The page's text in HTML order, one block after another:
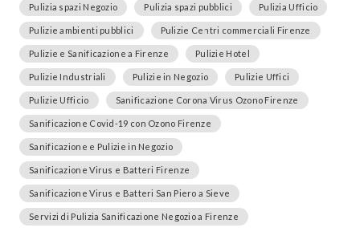
Pulizia spazi Negozio Pulizia spazi pubblici Pulizia Ufficio
Pulizie ambienti pubblici Pulizie Centri commerciali Firenze
Pulizie e Sanificazione a Firenze Pulizie Hotel
Pulizie Industriali Pulizie in Negozio Pulizie Uffici
Pulizie Ufficio Sanificazione Corona Virus Ozono Firenze
Sanificazione Covid-19 con Ozono Firenze
Sanificazione e Pulizie in Negozio
Sanificazione Virus e Batteri Firenze
Sanificazione Virus e Batteri San Piero a Sieve
Servizi di Pulizia Sanificazione Negozio a Firenze